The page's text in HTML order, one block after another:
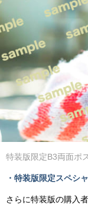
特装版限定B3両面ポ
・特装版限定スペシ
さらに特装版の購入